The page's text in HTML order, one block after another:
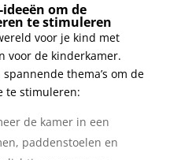
om de
te stimuleren
voor je kind met
voor de kinderkamer.
thema’s om de
te‍ stimuleren:
de kamer in een
paddenstoelen en